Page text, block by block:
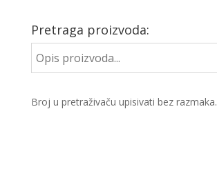
Pretraga proizvoda:
Broj u pretraživaču upisivati bez razmaka.